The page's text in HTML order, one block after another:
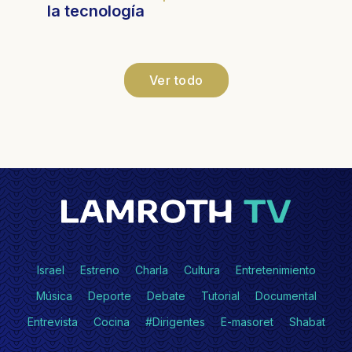
la tecnología
Ver todo
Israel Estreno Charla Cultura
Entretenimiento
Música
Deporte Debate Tutorial
Documental
Entrevista
Cocina #Dirigentes E-masoret Shabat